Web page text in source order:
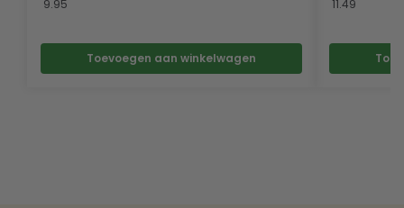
9.95
Toevoegen aan winkelwagen
11.49